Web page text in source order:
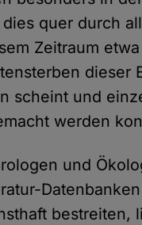
quer durch
Zeitraum
dieser
scheint und
werden
und